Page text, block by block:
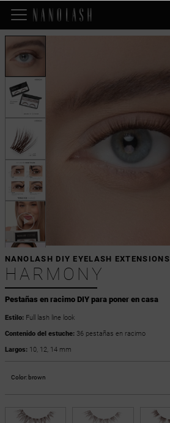
Pestañas en racimo DIY para poner en casa
NANOLASH DIY EYELASH EXTENSIONS
HARMONY
Estilo: Full lash line look
Contenido del estuche: 36 pestañas en racimo
Largos: 10, 12, 14 mm
Color: brown